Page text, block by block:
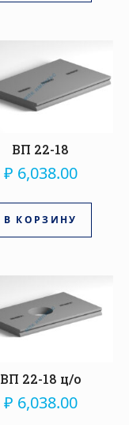
ВП 22-18
₽ 6,038.00
В КОРЗИНУ
ВП 22-18 ц/о
₽ 6,038.00